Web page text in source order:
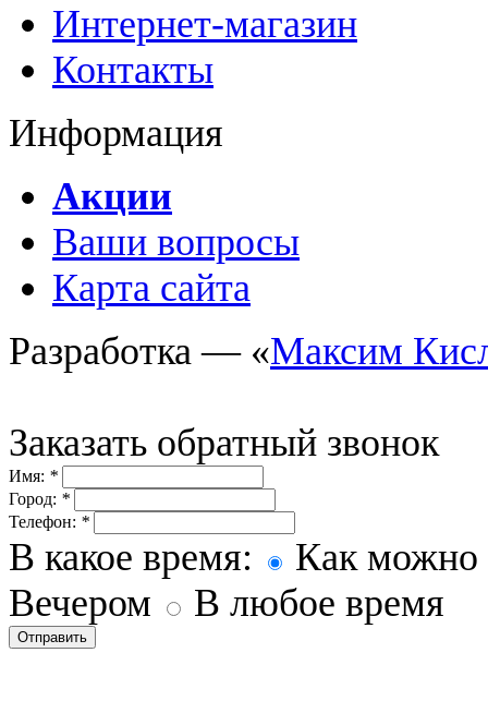
Интернет-магазин
Контакты
Информация
Акции
Ваши вопросы
Карта сайта
Разработка — «Максим
Заказать обратный звонок
Имя: *
Город: *
Телефон: *
В какое время:
Как можно
Вечером
В любое время
Отправить